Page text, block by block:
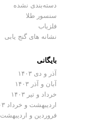
دسته‌بندی نشده
سنسور طلا
فلزیاب
نشانه های گنج یابی
بایگانی
آذر و دی ۱۴۰۳
آبان و آذر ۱۴۰۳
خرداد و تیر ۱۴۰۳
اردیبهشت و خرداد ۱۴۰۳
فروردین و اردیبهشت ۱۴۰۳